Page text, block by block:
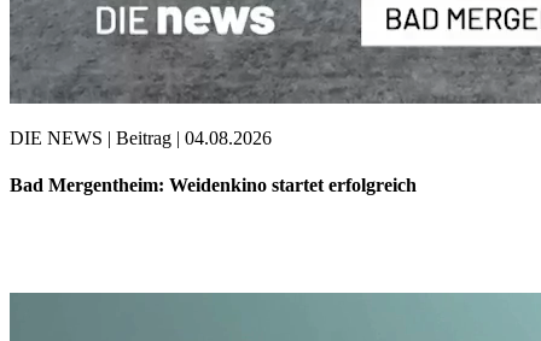
DIE NEWS | Beitrag | 04.08.2026
Bad Mergentheim: Weidenkino startet erfolgreich